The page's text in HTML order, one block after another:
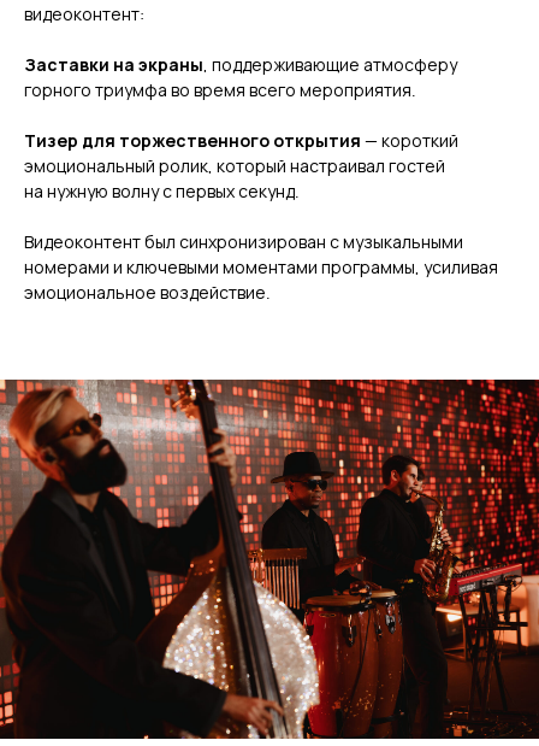
видеоконтент:
Заставки на экраны , поддерживающие атмосферу
горного триумфа во время всего мероприятия.
Тизер для торжественного открытия — короткий
эмоциональный ролик, который настраивал гостей
на нужную волну с первых секунд.
Видеоконтент был синхронизирован с музыкальными
номерами и ключевыми моментами программы, усиливая
эмоциональное воздействие.